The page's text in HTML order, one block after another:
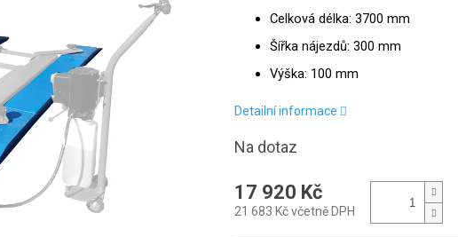
Celková délka: 3700 mm
Šířka nájezdů: 300 mm
Výška: 100 mm
Detailní informace
Na dotaz
17 920 Kč
21 683 Kč včetně DPH